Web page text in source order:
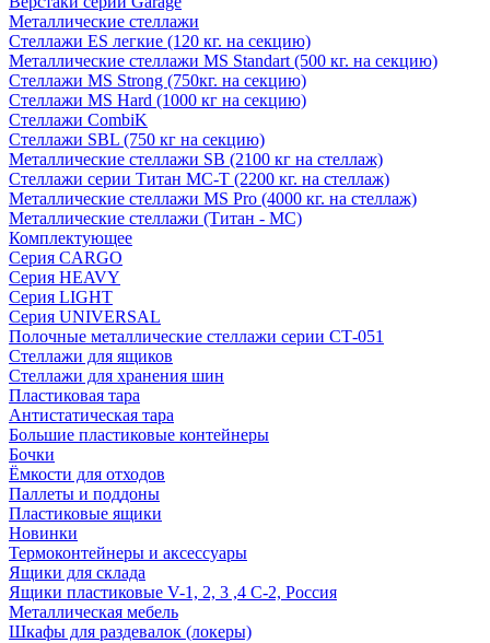
Металлические стеллажи
Стеллажи ES легкие (120 кг. на секцию)
Металлические стеллажи MS Standart (500 кг. на секцию)
Стеллажи MS Strong (750кг. на секцию)
Стеллажи MS Hard (1000 кг на секцию)
Стеллажи CombiK
Стеллажи SBL (750 кг на секцию)
Металлические стеллажи SB (2100 кг на стеллаж)
Стеллажи серии Титан МС-Т (2200 кг. на стеллаж)
Металлические стеллажи MS Pro (4000 кг. на стеллаж)
Металлические стеллажи (Титан - МС)
Комплектующее
Серия CARGO
Серия HEAVY
Серия LIGHT
Серия UNIVERSAL
Полочные металлические стеллажи серии СТ-051
Стеллажи для ящиков
Стеллажи для хранения шин
Пластиковая тара
Антистатическая тара
Большие пластиковые контейнеры
Бочки
Ёмкости для отходов
Паллеты и поддоны
Пластиковые ящики
Новинки
Термоконтейнеры и аксессуары
Ящики для склада
Ящики пластиковые V-1, 2, 3 ,4 С-2, Россия
Металлическая мебель
Шкафы для раздевалок (локеры)